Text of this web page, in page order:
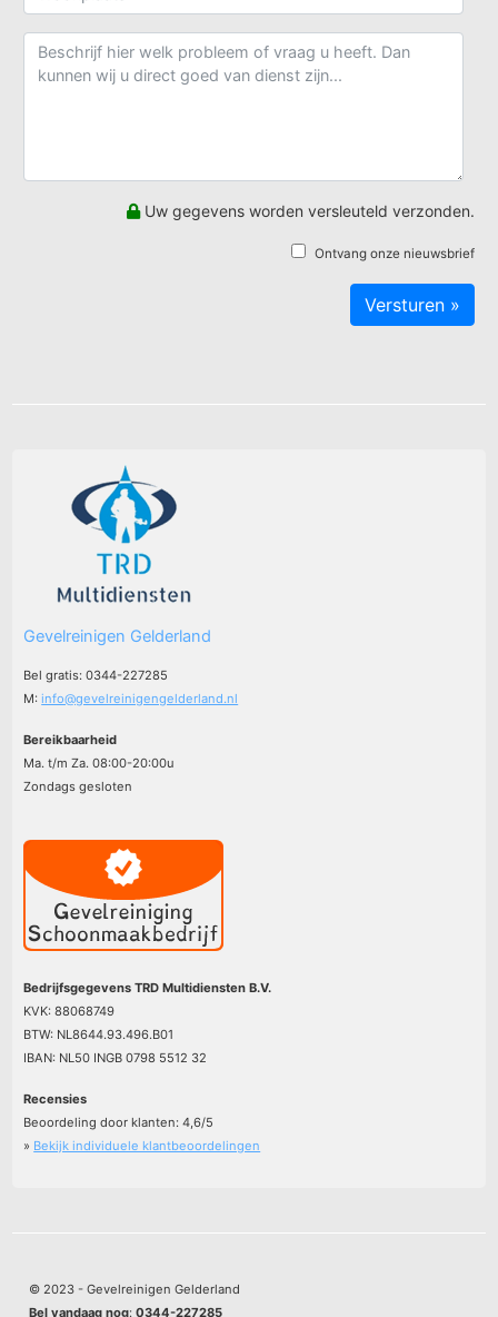
Uw gegevens worden versleuteld verzonden.
Ontvang onze nieuwsbrief
Gevelreinigen Gelderland
Bel gratis: 0344-227285
M:info@gevelreinigengelderland.nl
Bereikbaarheid
Ma. t/m Za. 08:00-20:00u
Zondags gesloten
Bedrijfsgegevens TRD Multidiensten B.V.
KVK: 88068749
BTW: NL8644.93.496.B01
IBAN: NL50 INGB 0798 5512 32
Recensies
Beoordeling door klanten:4,6/5
» Bekijk individuele klantbeoordelingen
© 2023 - Gevelreinigen Gelderland
Bel vandaag nog:0344-227285